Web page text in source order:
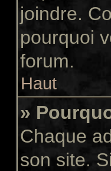
joindre.
pourquoi
forum.
Haut
»
Chaque
son site.